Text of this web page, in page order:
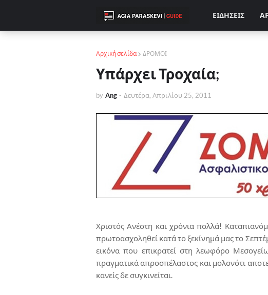
ΕΙΔΗΣΕΙΣ
Αρχική σελίδα ΔΡΟΜΟΙ
Υπάρχει Τροχαία;
by Ang - Δευτέρα, Απριλίου 25, 2011
Χριστός Ανέστη και χρόνια πολλά!
πρωτοασχοληθεί κατά το ξεκίνημά μας το
εικόνα που επικρατεί στη λεωφόρο
πραγματικά απροσπέλαστος και μολονότι
κανείς δε συγκινείται.